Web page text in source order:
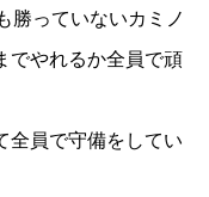
勝っていないカミノ
でやれるか全員で頑
全員で守備をしてい